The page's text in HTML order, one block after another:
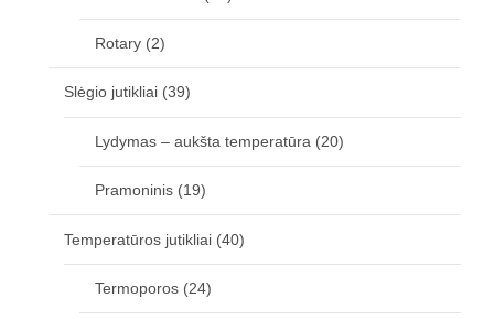
Rotary (2)
Slėgio jutikliai (39)
Lydymas – aukšta temperatūra (20)
Pramoninis (19)
Temperatūros jutikliai (40)
Termoporos (24)